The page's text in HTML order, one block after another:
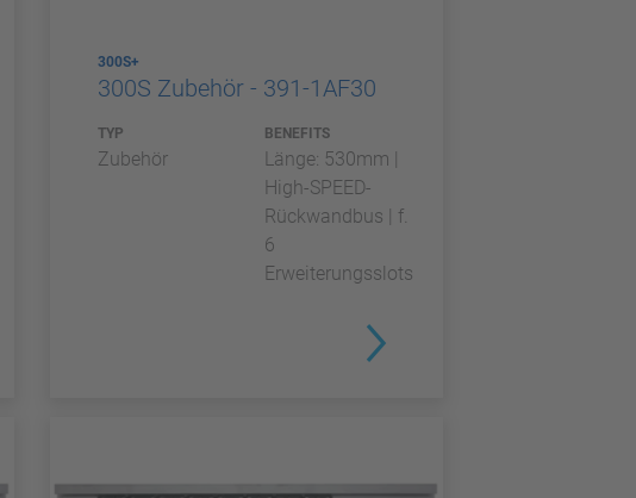
300S+
300S Zubehör - 391-1AF30
TYP
Zubehör
BENEFITS
Länge: 530mm |
High-SPEED-
Rückwandbus | f.
6
Erweiterungsslots